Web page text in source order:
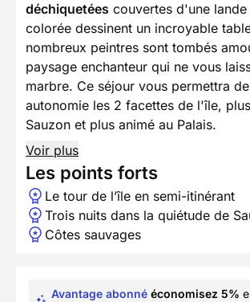
déchiquetées couvertes d'une lande
colorée dessinent un incroyable
nombreux peintres sont tombés
paysage enchanteur qui ne vous
marbre. Ce séjour vous permettra
autonomie les 2 facettes de l'île,
Sauzon et plus animé au Palais.
Voir plus
Les points forts
Le tour de l’île en semi-itinérant
Trois nuits dans la quiétude de
Côtes sauvages
Avantage abonné économisez 5%